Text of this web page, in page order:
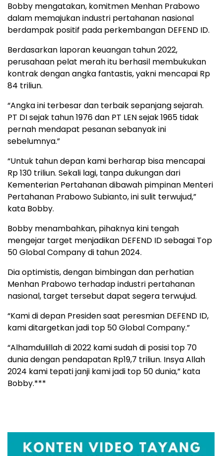
Bobby mengatakan, komitmen Menhan Prabowo
dalam memajukan industri pertahanan nasional
berdampak positif pada perkembangan DEFEND ID.
Berdasarkan laporan keuangan tahun 2022,
perusahaan pelat merah itu berhasil membukukan
kontrak dengan angka fantastis, yakni mencapai Rp
84 triliun.
“Angka ini terbesar dan terbaik sepanjang sejarah.
PT DI sejak tahun 1976 dan PT LEN sejak 1965 tidak
pernah mendapat pesanan sebanyak ini
sebelumnya.”
“Untuk tahun depan kami berharap bisa mencapai
Rp 130 triliun. Sekali lagi, tanpa dukungan dari
Kementerian Pertahanan dibawah pimpinan Menteri
Pertahanan Prabowo Subianto, ini sulit terwujud,”
kata Bobby.
Bobby menambahkan, pihaknya kini tengah
mengejar target menjadikan DEFEND ID sebagai Top
50 Global Company di tahun 2024.
Dia optimistis, dengan bimbingan dan perhatian
Menhan Prabowo terhadap industri pertahanan
nasional, target tersebut dapat segera terwujud.
“Kami di depan Presiden saat peresmian DEFEND ID,
kami ditargetkan jadi top 50 Global Company.”
“Alhamdulillah di 2022 kami sudah di posisi top 70
dunia dengan pendapatan Rp19,7 triliun. Insya Allah
2024 kami tepati janji kami jadi top 50 dunia,” kata
Bobby.***